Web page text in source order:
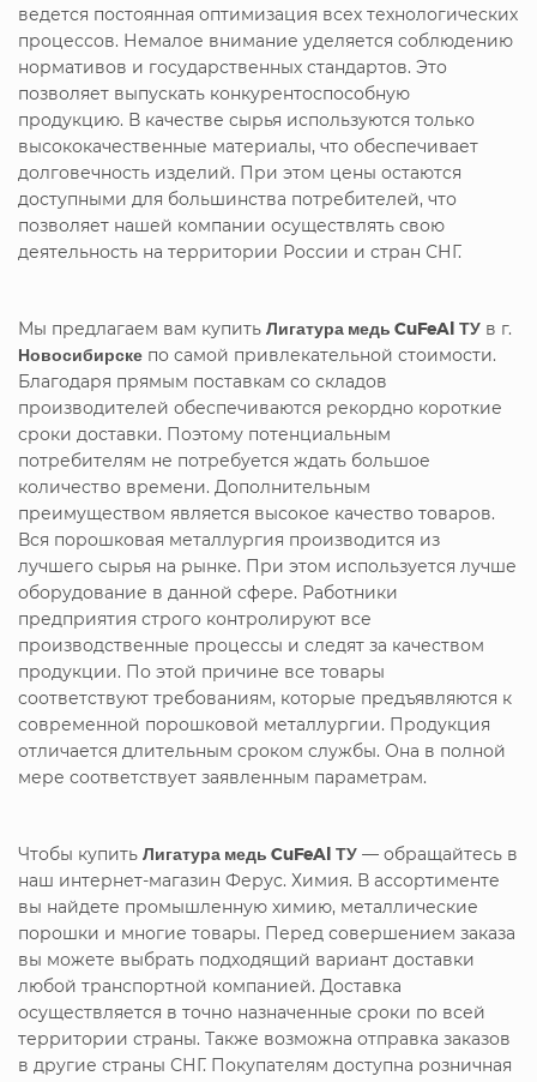
ведется постоянная оптимизация всех технологических
процессов. Немалое внимание уделяется соблюдению
нормативов и государственных стандартов. Это
позволяет выпускать конкурентоспособную
продукцию. В качестве сырья используются только
высококачественные материалы, что обеспечивает
долговечность изделий. При этом цены остаются
доступными для большинства потребителей, что
позволяет нашей компании осуществлять свою
деятельность на территории России и стран СНГ.
Мы предлагаем вам купить Лигатура медь CuFeAl ТУ в г.
Новосибирске по самой привлекательной стоимости.
Благодаря прямым поставкам со складов
производителей обеспечиваются рекордно короткие
сроки доставки. Поэтому потенциальным
потребителям не потребуется ждать большое
количество времени. Дополнительным
преимуществом является высокое качество товаров.
Вся порошковая металлургия производится из
лучшего сырья на рынке. При этом используется лучше
оборудование в данной сфере. Работники
предприятия строго контролируют все
производственные процессы и следят за качеством
продукции. По этой причине все товары
соответствуют требованиям, которые предъявляются к
современной порошковой металлургии. Продукция
отличается длительным сроком службы. Она в полной
мере соответствует заявленным параметрам.
Чтобы купить Лигатура медь CuFeAl ТУ — обращайтесь в
наш интернет-магазин Ферус. Химия. В ассортименте
вы найдете промышленную химию, металлические
порошки и многие товары. Перед совершением заказа
вы можете выбрать подходящий вариант доставки
любой транспортной компанией. Доставка
осуществляется в точно назначенные сроки по всей
территории страны. Также возможна отправка заказов
в другие страны СНГ. Покупателям доступна розничная